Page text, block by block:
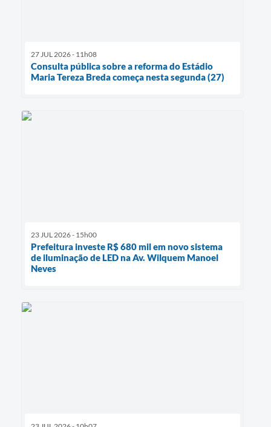
27 JUL 2026 - 11h08
Consulta pública sobre a reforma do Estádio
Maria Tereza Breda começa nesta segunda (27)
23 JUL 2026 - 15h00
Prefeitura investe R$ 680 mil em novo sistema
de iluminação de LED na Av. Wilquem Manoel
Neves